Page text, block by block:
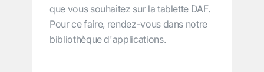
que vous souhaitez sur la tablette DAF.
Pour ce faire, rendez-vous dans notre
bibliothèque d'applications.